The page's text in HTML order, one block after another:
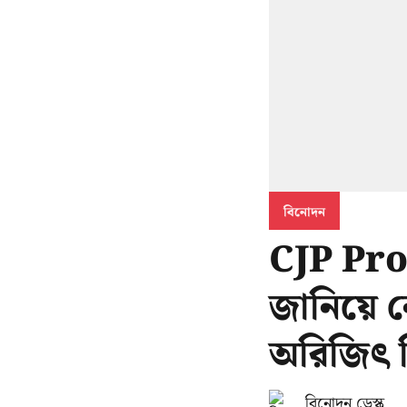
বিনোদন
CJP
জানিয়ে
অরিজিৎ